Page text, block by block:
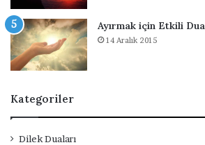
Ayırmak için Etkili Dua
14 Aralık 2015
Kategoriler
Dilek Duaları